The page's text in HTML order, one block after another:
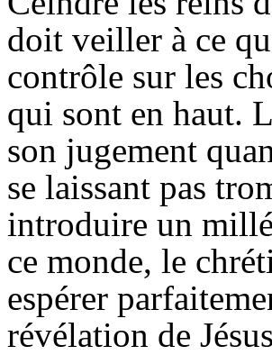
doit veiller à ce
contrôle sur les
qui sont en haut.
son jugement
se laissant pas
introduire un
ce monde, le
espérer
révélation de